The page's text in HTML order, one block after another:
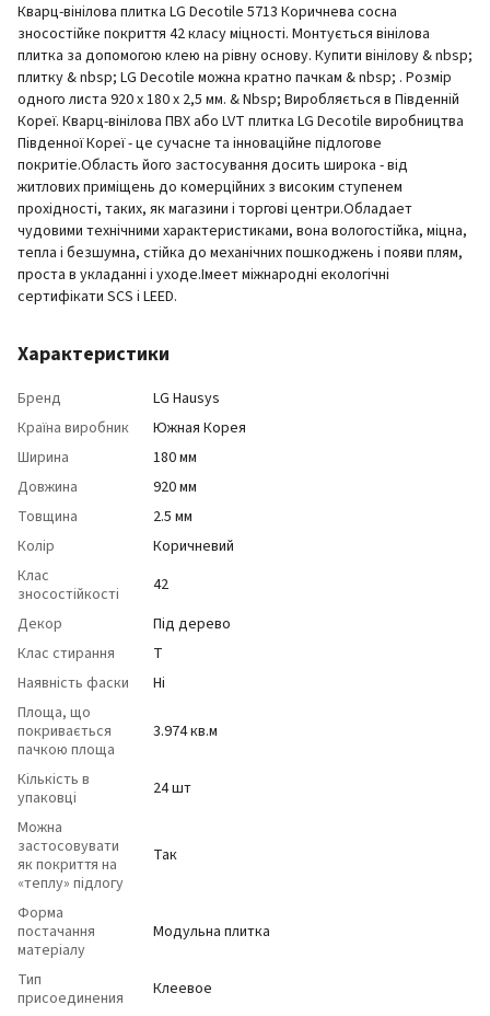
Кварц-вінілова плитка LG Decotile 5713 Коричнева сосна
зносостійке покриття 42 класу міцності. Монтується вінілова
плитка за допомогою клею на рівну основу. Купити вінілову & nbsp;
плитку & nbsp; LG Decotile можна кратно пачкам & nbsp; . Розмір
одного листа 920 х 180 х 2,5 мм. & Nbsp; Виробляється в Південній
Кореї. Кварц-вінілова ПВХ або LVT плитка LG Decotile виробництва
Південної Кореї - це сучасне та інноваційне підлогове
покритіе.Область його застосування досить широка - від
житлових приміщень до комерційних з високим ступенем
прохідності, таких, як магазини і торгові центри.Обладает
чудовими технічними характеристиками, вона вологостійка, міцна,
тепла і безшумна, стійка до механічних пошкоджень і появи плям,
проста в укладанні і уходе.Імеет міжнародні екологічні
сертифікати SCS і LEED.
Характеристики
Бренд
LG Hausys
Країна виробник
Южная Корея
Ширина
180 мм
Довжина
920 мм
Товщина
2.5 мм
Колір
Коричневий
Клас
зносостійкості
42
Декор
Під дерево
Клас стирання
Т
Наявність фаски
Ні
Площа, що
покривається
пачкою площа
3.974 кв.м
Кількість в
упаковці
24 шт
Можна
застосовувати
як покриття на
«теплу» підлогу
Так
Форма
постачання
матеріалу
Модульна плитка
Тип
присоединения
Клеевое